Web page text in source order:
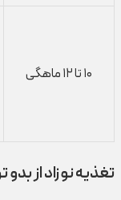
۱۰ تا ۱۲ ماهگی
تغذیه نوزاد از بدو تولد